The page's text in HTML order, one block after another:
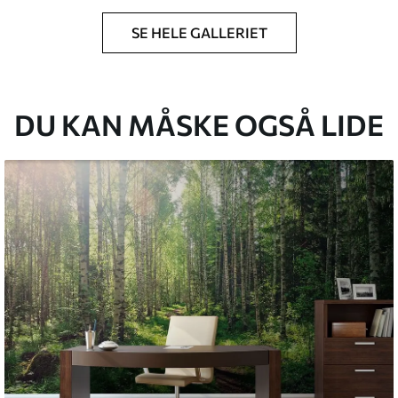
du har angivet, og skæres i identiske
.33269.00kr/m²
and Stick
SE HELE GALLERIET
DU KAN MÅSKE OGSÅ LIDE